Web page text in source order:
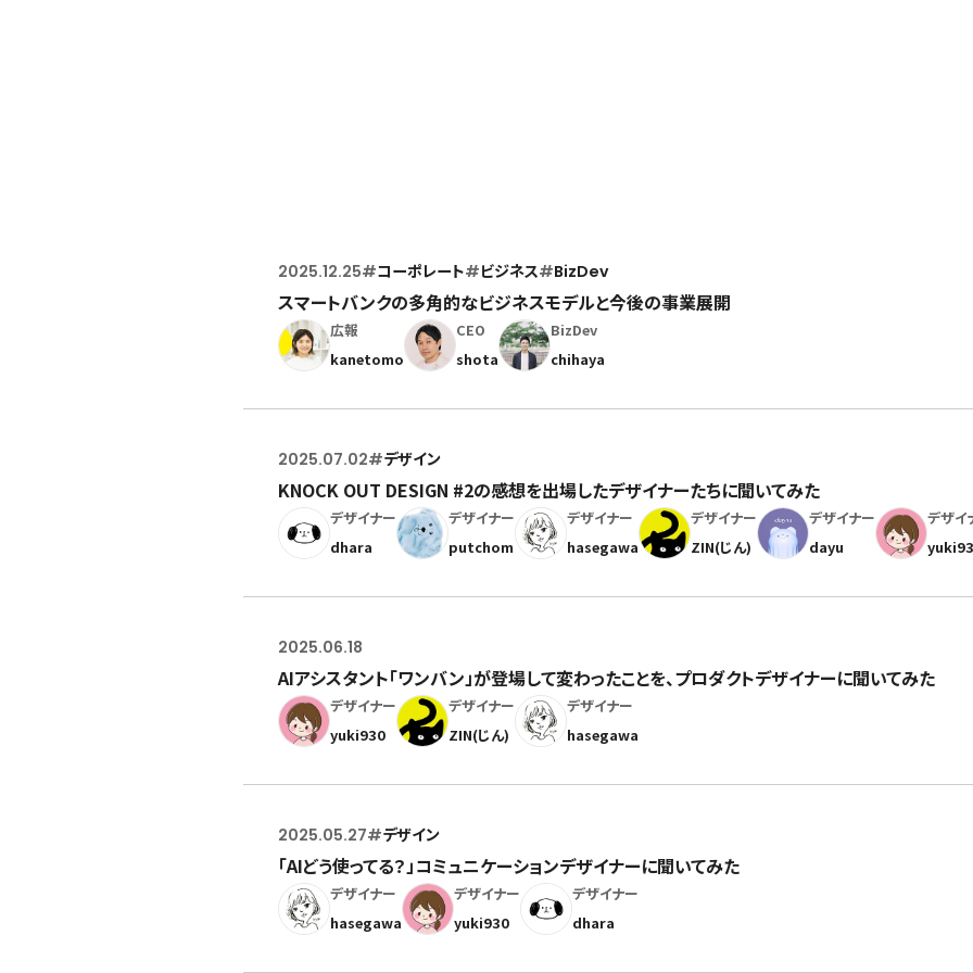
2025.12.25#コーポレート#ビジネス#BizDev
スマートバンクの多角的なビジネスモデルと今後の事業展開
広報
kanetomo
CEO
shota
BizDev
chihaya
2025.07.02#デザイン
KNOCK OUT DESIGN #2の感想を出場したデザイナーたちに聞いてみた
デザイナー
dhara
デザイナー
putchom
デザイナー
hasegawa
デザイナー
ZIN(じん)
デザイナー
dayu
デザイ
2025.06.18
AIアシスタント「ワンバン」が登場して変わったことを、プロダクトデザイナーに聞いてみた
デザイナー
yuki930
デザイナー
ZIN(じん)
デザイナー
hasegawa
2025.05.27#デザイン
「AIどう使ってる？」コミュニケーションデザイナーに聞いてみた
デザイナー
hasegawa
デザイナー
yuki930
デザイナー
dhara